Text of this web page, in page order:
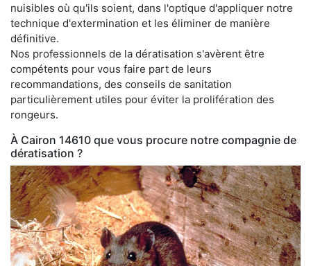
nuisibles où qu'ils soient, dans l'optique d'appliquer notre
technique d'extermination et les éliminer de manière
définitive.
Nos professionnels de la dératisation s'avèrent être
compétents pour vous faire part de leurs
recommandations, des conseils de sanitation
particulièrement utiles pour éviter la prolifération des
rongeurs.
À Cairon 14610 que vous procure notre compagnie de
dératisation ?